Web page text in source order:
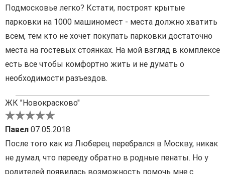
Подмосковье легко? Кстати, построят крытые
парковки на 1000 машиномест - места должно хватить
всем, тем кто не хочет покупать парковки достаточно
места на гостевых стоянках. На мой взгляд в комплексе
есть все чтобы комфортно жить и не думать о
необходимости разъездов.
ЖК "Новокрасково"
Павел 07.05.2018
После того как из Люберец перебрался в Москву, никак
не думал, что перееду обратно в родные пенаты. Но у
родителей появилась возможность помочь мне с